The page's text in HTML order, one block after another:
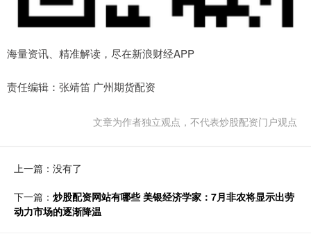
海量资讯、精准解读，尽在新浪财经APP
责任编辑：张靖笛 广州期货配资
文章为作者独立观点，不代表炒股配资门户观点
上一篇：没有了
下一篇： 炒股配资网站有哪些 美银经济学家：7月非农将显示出劳
动力市场的逐渐降温